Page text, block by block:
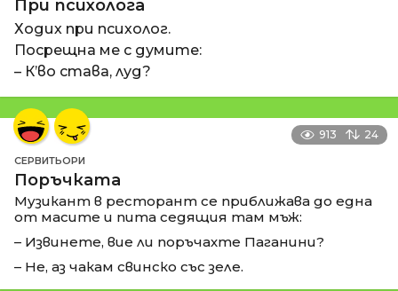
При психолога
Ходих при психолог.
Посрещна ме с думите:
– К’во става, луд?
913 24
СЕРВИТЬОРИ
Поръчката
Музикант в ресторант се приближава до една
от масите и пита седящия там мъж:
– Извинете, вие ли поръчахте Паганини?
– Не, аз чакам свинско със зеле.